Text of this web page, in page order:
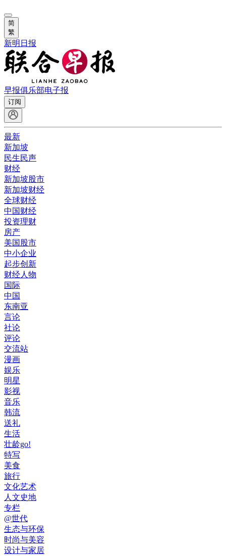
简
繁
新明日报
早报俱乐部电子报
订阅
最新
新加坡
民生民声
财经
新加坡股市
新加坡财经
全球财经
中国财经
投资理财
房产
美国股市
中小企业
起步创新
财经人物
国际
中国
东南亚
言论
社论
评论
交流站
漫画
娱乐
明星
影视
音乐
韩流
送礼
生活
壮龄go!
特写
美食
旅行
文化艺术
人文史地
专栏
@世代
生态与环保
时尚与美容
设计与家居